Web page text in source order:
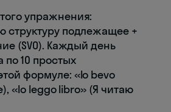
упражнения:
структуру подлежащее +
(SVO). Каждый день
по 10 простых
формуле: «Io bevo
«Io leggo libro» (Я читаю